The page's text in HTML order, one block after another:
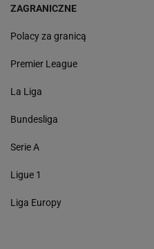
ZAGRANICZNE
Polacy za granicą
Premier League
La Liga
Bundesliga
Serie A
Ligue 1
Liga Europy